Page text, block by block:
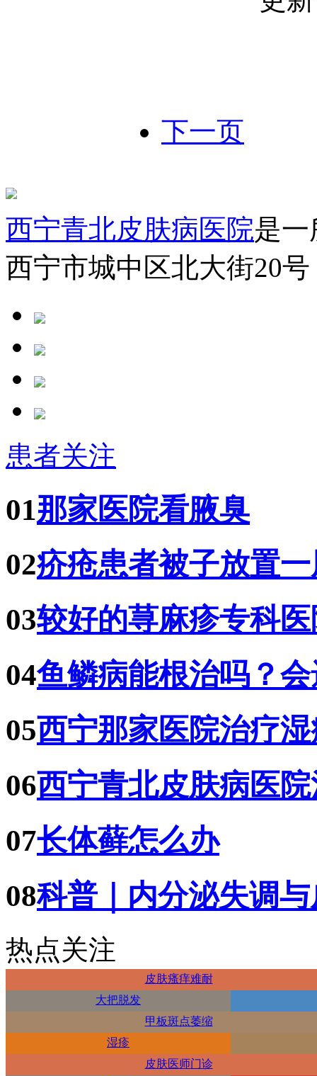
下一页
西宁青北皮肤病医院是
西宁市城中区北大街20
患者关注
01那家医院看腋臭
02疥疮患者被子放置
03较好的荨麻疹专科
04鱼鳞病能根治吗？
05西宁那家医院治疗
06西宁青北皮肤病医
07长体藓怎么办
08科普｜内分泌失调
热点关注
皮肤瘙痒难耐
大把脱发
甲板斑点萎缩
湿疹
皮肤医师门诊